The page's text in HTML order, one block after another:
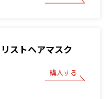
ストヘアマスク
購入する